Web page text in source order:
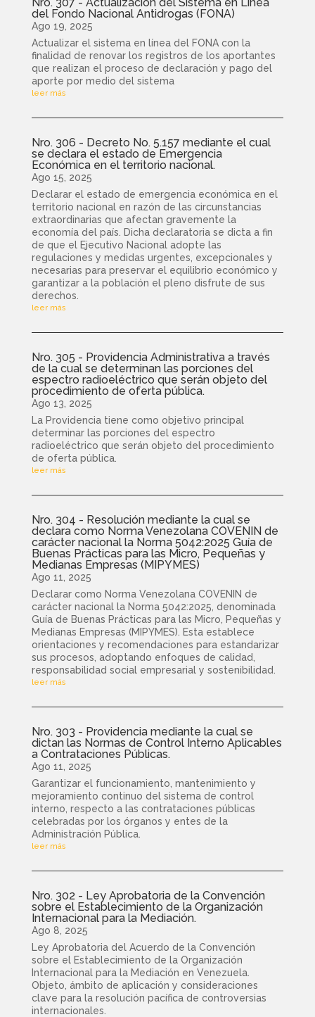
del Fondo Nacional Antidrogas (FONA)
Ago 19, 2025
Actualizar el sistema en línea del FONA con la
finalidad de renovar los registros de los aportantes
que realizan el proceso de declaración y pago del
aporte por medio del sistema
leer más
Nro. 306 - Decreto No. 5.157 mediante el cual
se declara el estado de Emergencia
Económica en el territorio nacional.
Ago 15, 2025
Declarar el estado de emergencia económica en el
territorio nacional en razón de las circunstancias
extraordinarias que afectan gravemente la
economía del país. Dicha declaratoria se dicta a fin
de que el Ejecutivo Nacional adopte las
regulaciones y medidas urgentes, excepcionales y
necesarias para preservar el equilibrio económico y
garantizar a la población el pleno disfrute de sus
derechos.
leer más
Nro. 305 - Providencia Administrativa a través
de la cual se determinan las porciones del
espectro radioeléctrico que serán objeto del
procedimiento de oferta pública.
Ago 13, 2025
La Providencia tiene como objetivo principal
determinar las porciones del espectro
radioeléctrico que serán objeto del procedimiento
de oferta pública.
leer más
Nro. 304 - Resolución mediante la cual se
declara como Norma Venezolana COVENIN de
carácter nacional la Norma 5042:2025 Guía de
Buenas Prácticas para las Micro, Pequeñas y
Medianas Empresas (MIPYMES)
Ago 11, 2025
Declarar como Norma Venezolana COVENIN de
carácter nacional la Norma 5042:2025, denominada
Guía de Buenas Prácticas para las Micro, Pequeñas y
Medianas Empresas (MIPYMES). Esta establece
orientaciones y recomendaciones para estandarizar
sus procesos, adoptando enfoques de calidad,
responsabilidad social empresarial y sostenibilidad.
leer más
Nro. 303 - Providencia mediante la cual se
dictan las Normas de Control Interno Aplicables
a Contrataciones Públicas.
Ago 11, 2025
Garantizar el funcionamiento, mantenimiento y
mejoramiento continuo del sistema de control
interno, respecto a las contrataciones públicas
celebradas por los órganos y entes de la
Administración Pública.
leer más
Nro. 302 - Ley Aprobatoria de la Convención
sobre el Establecimiento de la Organización
Internacional para la Mediación.
Ago 8, 2025
Ley Aprobatoria del Acuerdo de la Convención
sobre el Establecimiento de la Organización
Internacional para la Mediación en Venezuela.
Objeto, ámbito de aplicación y consideraciones
clave para la resolución pacífica de controversias
internacionales.